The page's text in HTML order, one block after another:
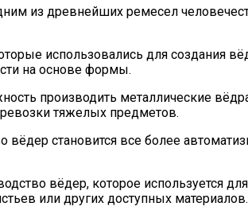
из древнейших ремесел
использовались для создания
на основе формы.
производить металлические
тяжелых предметов.
вёдер становится все более
вёдер, которое используется
или других доступных материалов.